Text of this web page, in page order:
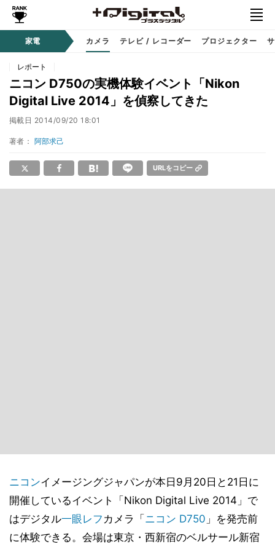
家電 カメラ テレビ / レコーダー プロジェクター
レポート
ニコン D750の実機体験イベント「Nikon
Digital Live 2014」を偵察してきた
掲載日 2014/09/20 18:01
著者： 阿部求己
URLをコピー
ニコンイメージングジャパンが本日9月20日と21日に
開催しているイベント「Nikon Digital Live 2014」で
はデジタル一眼レフ カメラ「 ニコン D750 」を発売前
に体験できる。会場は東京・西新宿のベルサール新宿